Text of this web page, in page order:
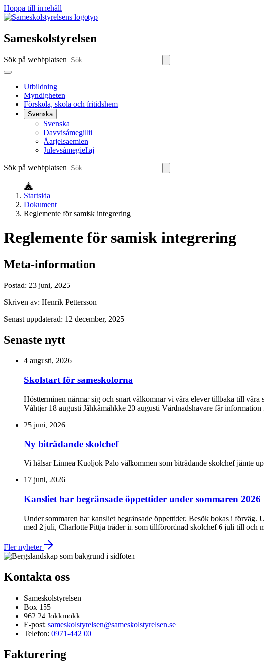
Hoppa till innehåll
Sameskolstyrelsen
Sök på webbplatsen
Utbildning
Myndigheten
Förskola, skola och fritidshem
Svenska
Svenska
Davvisámegillii
Åarjelsaemien
Julevsámegiellaj
Sök på webbplatsen
Startsida
Dokument
Reglemente för samisk integrering
Reglemente för samisk integrering
Meta-information
Postad: 23 juni, 2025
Skriven av: Henrik Pettersson
Senast uppdaterad: 12 december, 2025
Senaste nytt
4 augusti, 2026
Skolstart för sameskolorna
Höstterminen närmar sig och snart välkomnar vi våra elever tillbaka till
Váhtjer 18 augusti Jåhkåmåhkke 20 augusti Vårdnadshavare får
25 juni, 2026
Ny biträdande skolchef
Vi hälsar Linnea Kuoljok Palo välkommen som biträdande skolchef jämte
17 juni, 2026
Kansliet har begränsade öppettider under sommaren 2026
Under sommaren har kansliet begränsade öppettider. Besök bokas i
med 2 juli, Charlotte Pittja träder in som tillförordnad skolchef 6 juli till
Fler nyheter
Kontakta oss
Sameskolstyrelsen
Box 155
962 24 Jokkmokk
E-post: sameskolstyrelsen@sameskolstyrelsen.se
Telefon: 0971-442 00
Fakturering